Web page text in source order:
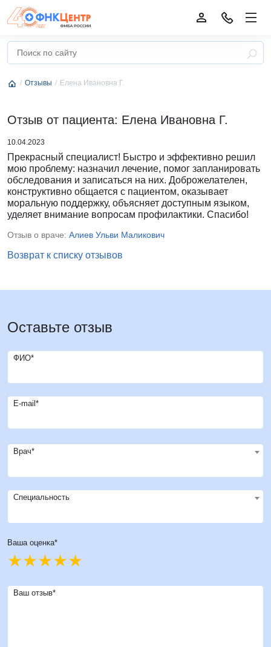
Отзывы Елена Ивановна Г.
Отзыв от пациента: Елена Ивановна Г.
10.04.2023
Прекрасный специалист! Быстро и эффективно решил
мою проблему: назначил лечение, помог запланировать
обследования и записаться на них. Доброжелателен,
конструктивно общается с пациентом, оказывает
моральную поддержку, объясняет доступным языком,
уделяет внимание вопросам профилактики. Спасибо!
Отзыв о враче: Алиев Ульви Маликович
Возврат к списку отзывов
Оставьте отзыв
ФИО*
E-mail*
Врач*
Специальность
Ваша оценка*
Ваш отзыв*